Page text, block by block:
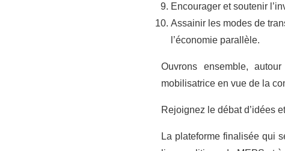
Encourager et soutenir
Assainir les modes de
l’économie parallèle.
Ouvrons ensemble,
mobilisatrice en vue de la
Rejoignez le débat d’idées
La plateforme finalisée qui